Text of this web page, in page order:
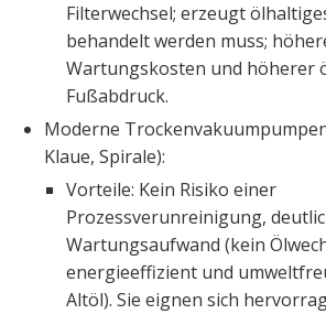
Filterwechsel; erzeugt
behandelt werden muss;
Wartungskosten und höherer
Fußabdruck.
Moderne
Klaue, Spirale):
Vorteile: Kein Risiko einer
Prozessverunreinigung,
Wartungsaufwand (kein
energieeffizient und
Altöl). Sie eignen sich